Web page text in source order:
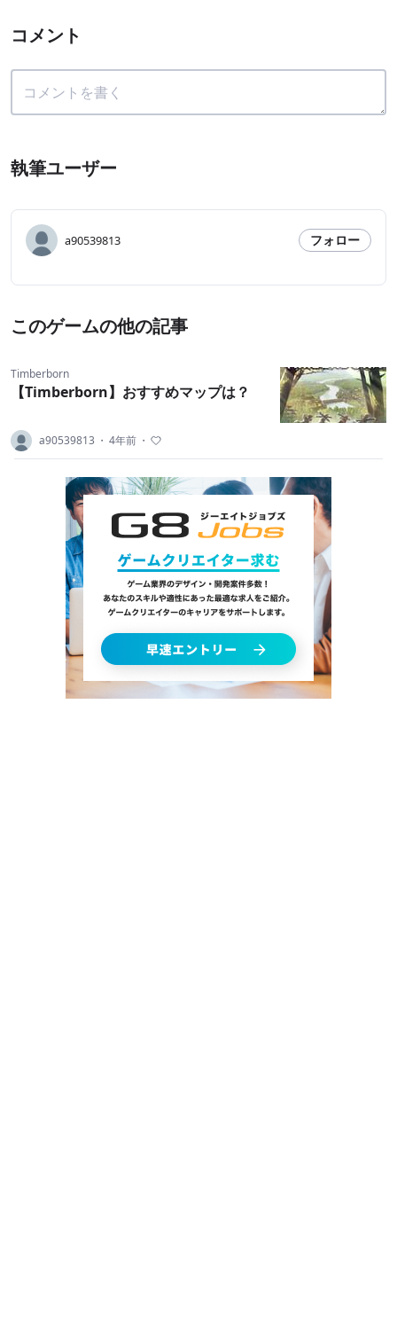
コメント
執筆ユーザー
a90539813 フォロー
このゲームの他の記事
Timberborn
【Timberborn】おすすめマップは？
a90539813 ・ 4年前 ・